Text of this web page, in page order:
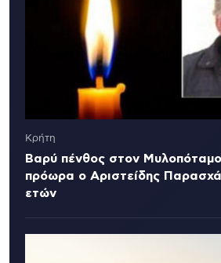
Κρήτη
Βαρύ πένθος στον
πρόωρα ο Αριστείδης
ετών